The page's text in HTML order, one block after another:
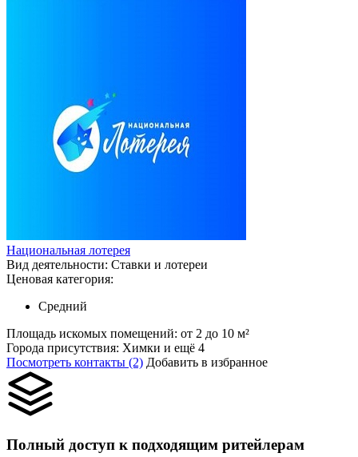
Национальная лотерея
Вид деятельности: Ставки и лотереи
Ценовая категория:
Средний
Площадь искомых помещений: от 2 до 10 м²
Города присутствия: Химки и ещё 4
Посмотреть контакты (2) Добавить в избранное
Полный доступ к подходящим ритейлерам